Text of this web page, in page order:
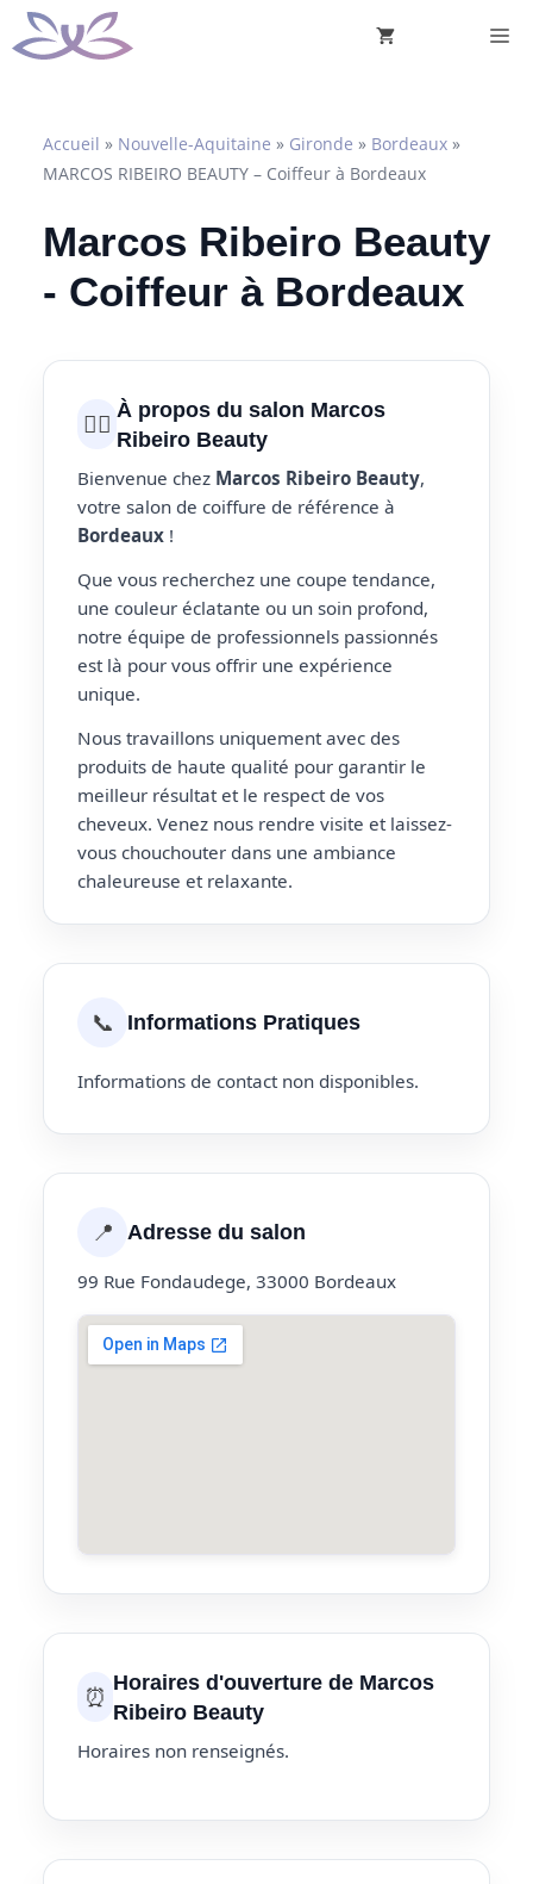
Aller
au
Accueil » Nouvelle-Aquitaine » Gironde » Bordeaux »
MARCOS RIBEIRO BEAUTY – Coiffeur à Bordeaux
Marcos Ribeiro Beauty
- Coiffeur à Bordeaux
💇‍♀️ À propos du salon Marcos
Ribeiro Beauty
Bienvenue chez Marcos Ribeiro Beauty,
votre salon de coiffure de référence à
Bordeaux !
Que vous recherchez une coupe tendance,
une couleur éclatante ou un soin profond,
notre équipe de professionnels passionnés
est là pour vous offrir une expérience
unique.
Nous travaillons uniquement avec des
produits de haute qualité pour garantir le
meilleur résultat et le respect de vos
cheveux. Venez nous rendre visite et laissez-
vous chouchouter dans une ambiance
chaleureuse et relaxante.
📞 Informations Pratiques
Informations de contact non disponibles.
📍 Adresse du salon
99 Rue Fondaudege, 33000 Bordeaux
⏰ Horaires d'ouverture de Marcos
Ribeiro Beauty
Horaires non renseignés.